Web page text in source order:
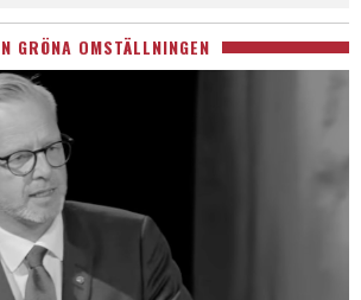
GRÖNA OMSTÄLLNINGEN